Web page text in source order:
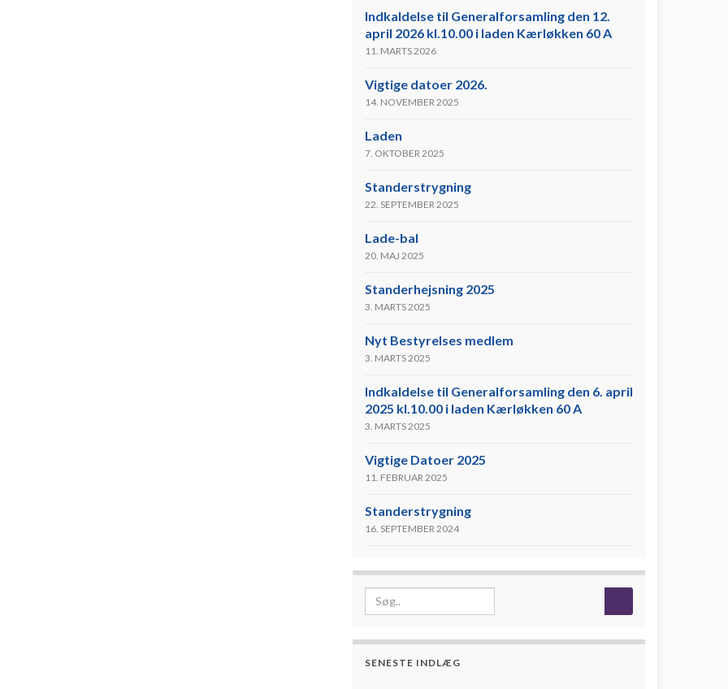
Indkaldelse til Generalforsamling den 12.
april 2026 kl.10.00 i laden Kærløkken 60 A
11. MARTS 2026
Vigtige datoer 2026.
14. NOVEMBER 2025
Laden
7. OKTOBER 2025
Standerstrygning
22. SEPTEMBER 2025
Lade-bal
20. MAJ 2025
Standerhejsning 2025
3. MARTS 2025
Nyt Bestyrelses medlem
3. MARTS 2025
Indkaldelse til Generalforsamling den 6. april
2025 kl.10.00 i laden Kærløkken 60 A
3. MARTS 2025
Vigtige Datoer 2025
11. FEBRUAR 2025
Standerstrygning
16. SEPTEMBER 2024
Search for:
SENESTE INDLÆG